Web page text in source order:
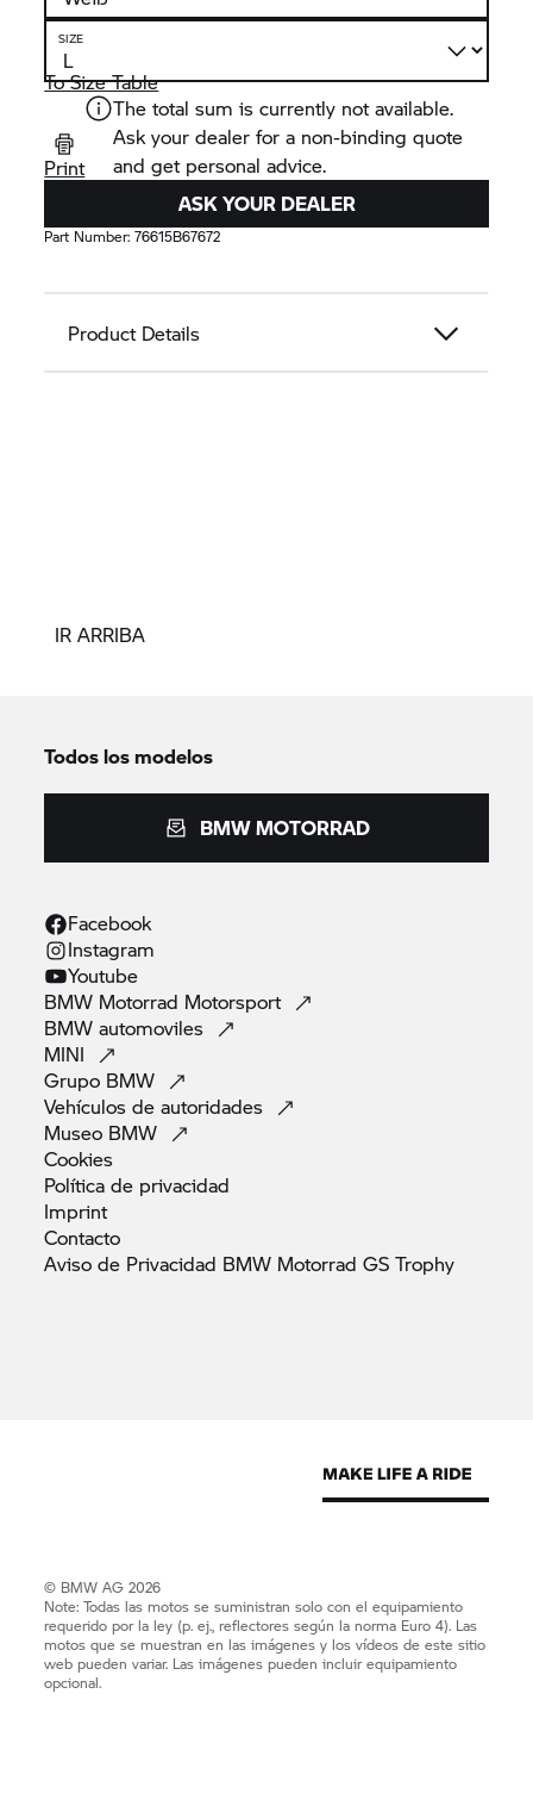
SIZE
To Size Table
Print
The total sum is currently not available.
Ask your dealer for a non-binding quote
and get personal advice.
ASK YOUR DEALER
Part Number:76615B67672
Product Details
IR ARRIBA
Todos los modelos
BMW MOTORRAD
Facebook
Instagram
Youtube
BMW Motorrad Motorsport
BMWautomoviles
MINI
Grupo BMW
Vehículos deautoridades
Museo BMW
Cookies
Política de privacidad
Imprint
Contacto
Aviso de Privacidad BMW Motorrad GSTrophy
© BMW AG 2026
Note: Todas las motos se suministran solo con el equipamiento
requerido por la ley (p. ej., reflectores según la norma Euro 4). Las
motos que se muestran en las imágenes y los vídeos de este sitio
web pueden variar. Las imágenes pueden incluir equipamiento
opcional.